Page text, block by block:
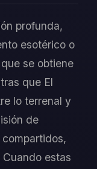
profunda,
esotérico o
se obtiene
que El
lo terrenal y
de
estas